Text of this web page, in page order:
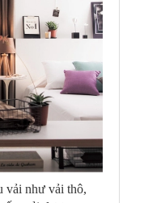
vải như vải thô,